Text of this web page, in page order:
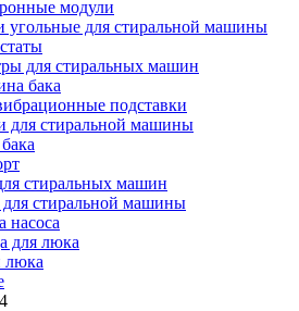
модули
угольные для стиральной машины
для стиральных машин
бака
подставки
для стиральной машины
стиральных машин
стиральной машины
насоса
для люка
люка